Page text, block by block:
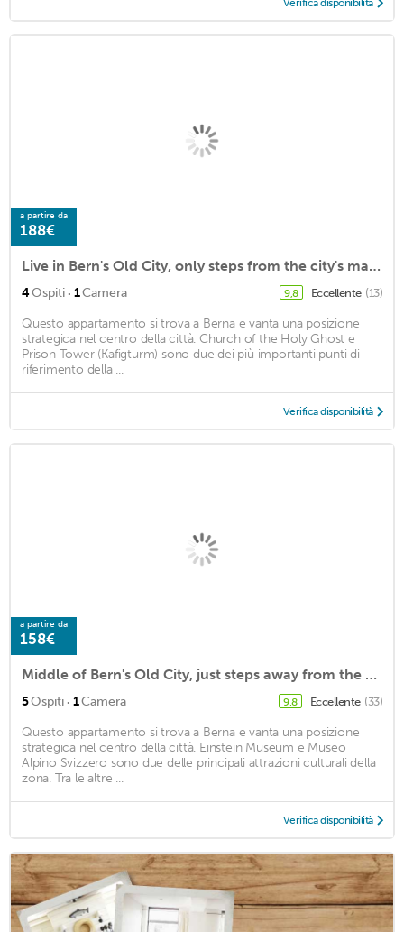
a partire da
188€
Live in Bern's Old City, only steps from the city's main attractions
4Ospiti · 1Camera 9,8 Eccellente (13)
Questo appartamento si trova a Berna e vanta una posizione
strategica nel centro della città. Church of the Holy Ghost e
Prison Tower (Kafigturm) sono due dei più importanti punti di
riferimento della ...
Verifica disponibilità
a partire da
158€
Middle of Bern's Old City, just steps away from the city's main attractions
5Ospiti · 1Camera 9,8 Eccellente (33)
Questo appartamento si trova a Berna e vanta una posizione
strategica nel centro della città. Einstein Museum e Museo
Alpino Svizzero sono due delle principali attrazioni culturali della
zona. Tra le altre ...
Verifica disponibilità